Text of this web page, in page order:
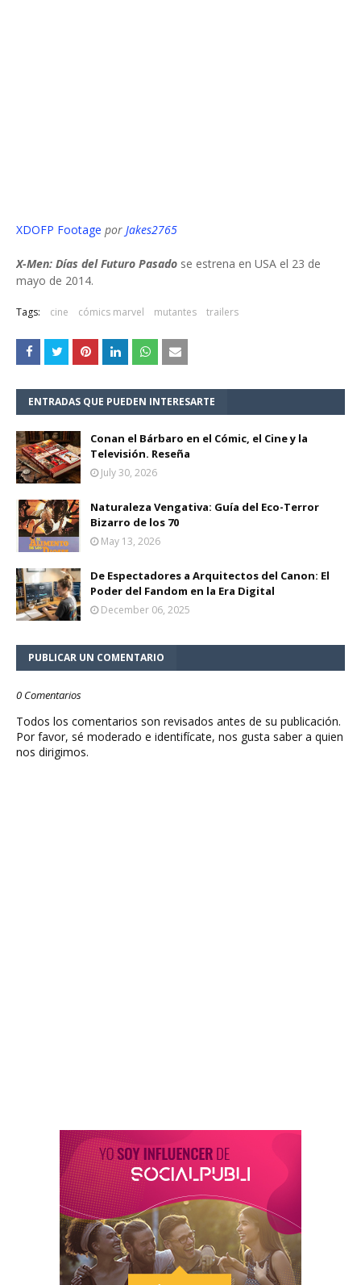
XDOFP Footage por Jakes2765
X-Men: Días del Futuro Pasado se estrena en USA el 23 de
mayo de 2014.
Tags: cine cómics marvel mutantes trailers
ENTRADAS QUE PUEDEN INTERESARTE
Conan el Bárbaro en el Cómic, el Cine y la
Televisión. Reseña
July 30, 2026
Naturaleza Vengativa: Guía del Eco-Terror
Bizarro de los 70
May 13, 2026
De Espectadores a Arquitectos del Canon: El
Poder del Fandom en la Era Digital
December 06, 2025
PUBLICAR UN COMENTARIO
0 Comentarios
Todos los comentarios son revisados antes de su publicación.
Por favor, sé moderado e identifícate, nos gusta saber a quien
nos dirigimos.